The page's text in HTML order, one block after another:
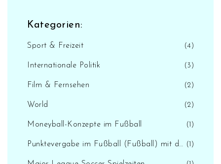
Kategorien:
Sport & Freizeit (4)
Internationale Politik (3)
Film & Fernsehen (2)
World (2)
Moneyball-Konzepte im Fußball (1)
Punktevergabe im Fußball (Fußball) mit der D/L-Methode (1)